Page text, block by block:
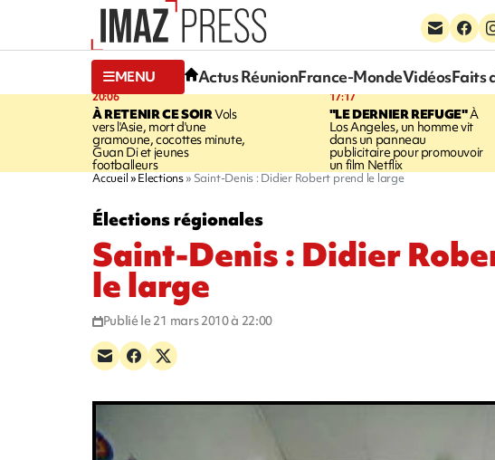
MENU Actus RéunionFrance-MondeVidéosFaits
20:06
À RETENIR CE SOIRVols
vers l'Asie, mort d'une
gramoune, cocottes minute,
Guan Di et jeunes
footballeurs
17:17
"LE DERNIER REFUGE"À
Los Angeles, un homme vit
dans un panneau
publicitaire pour promouvoir
un film Netflix
Accueil Elections Saint-Denis : Didier Robert prend le large
Élections régionales
Saint-Denis : Didier
le large
Publié le 21 mars 2010 à 22:00